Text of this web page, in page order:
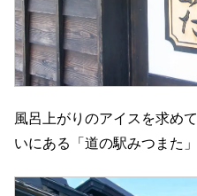
風呂上がりのアイスを求め
いにある「道の駅みつまた